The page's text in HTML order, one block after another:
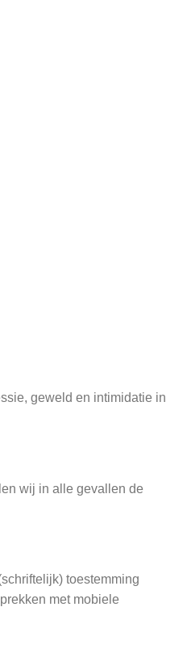
geweld en intimidatie in
wij in alle gevallen de
toestemming
met mobiele